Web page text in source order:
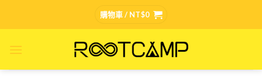
購物車 / NT$0